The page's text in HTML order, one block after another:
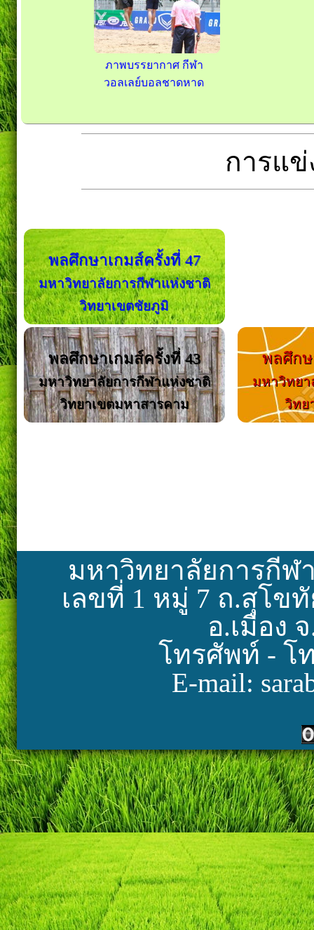
ภาพบรรยากาศ กีฬา
วอลเลย์บอลชาดหาด
การแ
พลศึกษาเกมส์ครั้งที่ 47
มหาวิทยาลัยการกีฬาแห่งชาติ
วิทยาเขตชัยภูมิ
พลศึกษาเกมส์ครั้งที่ 43
มหาวิทยาลัยการกีฬาแห่งชาติ
วิทยาเขตมหาสารคาม
พลศึกษ
มหาวิทยา
วิทย
มหาวิทยาลัยการกีฬ
เลขที่ 1 หมู่ 7 ถ.สุโข
อ.เมือง
โทรศัพท์ - โท
E-mail: